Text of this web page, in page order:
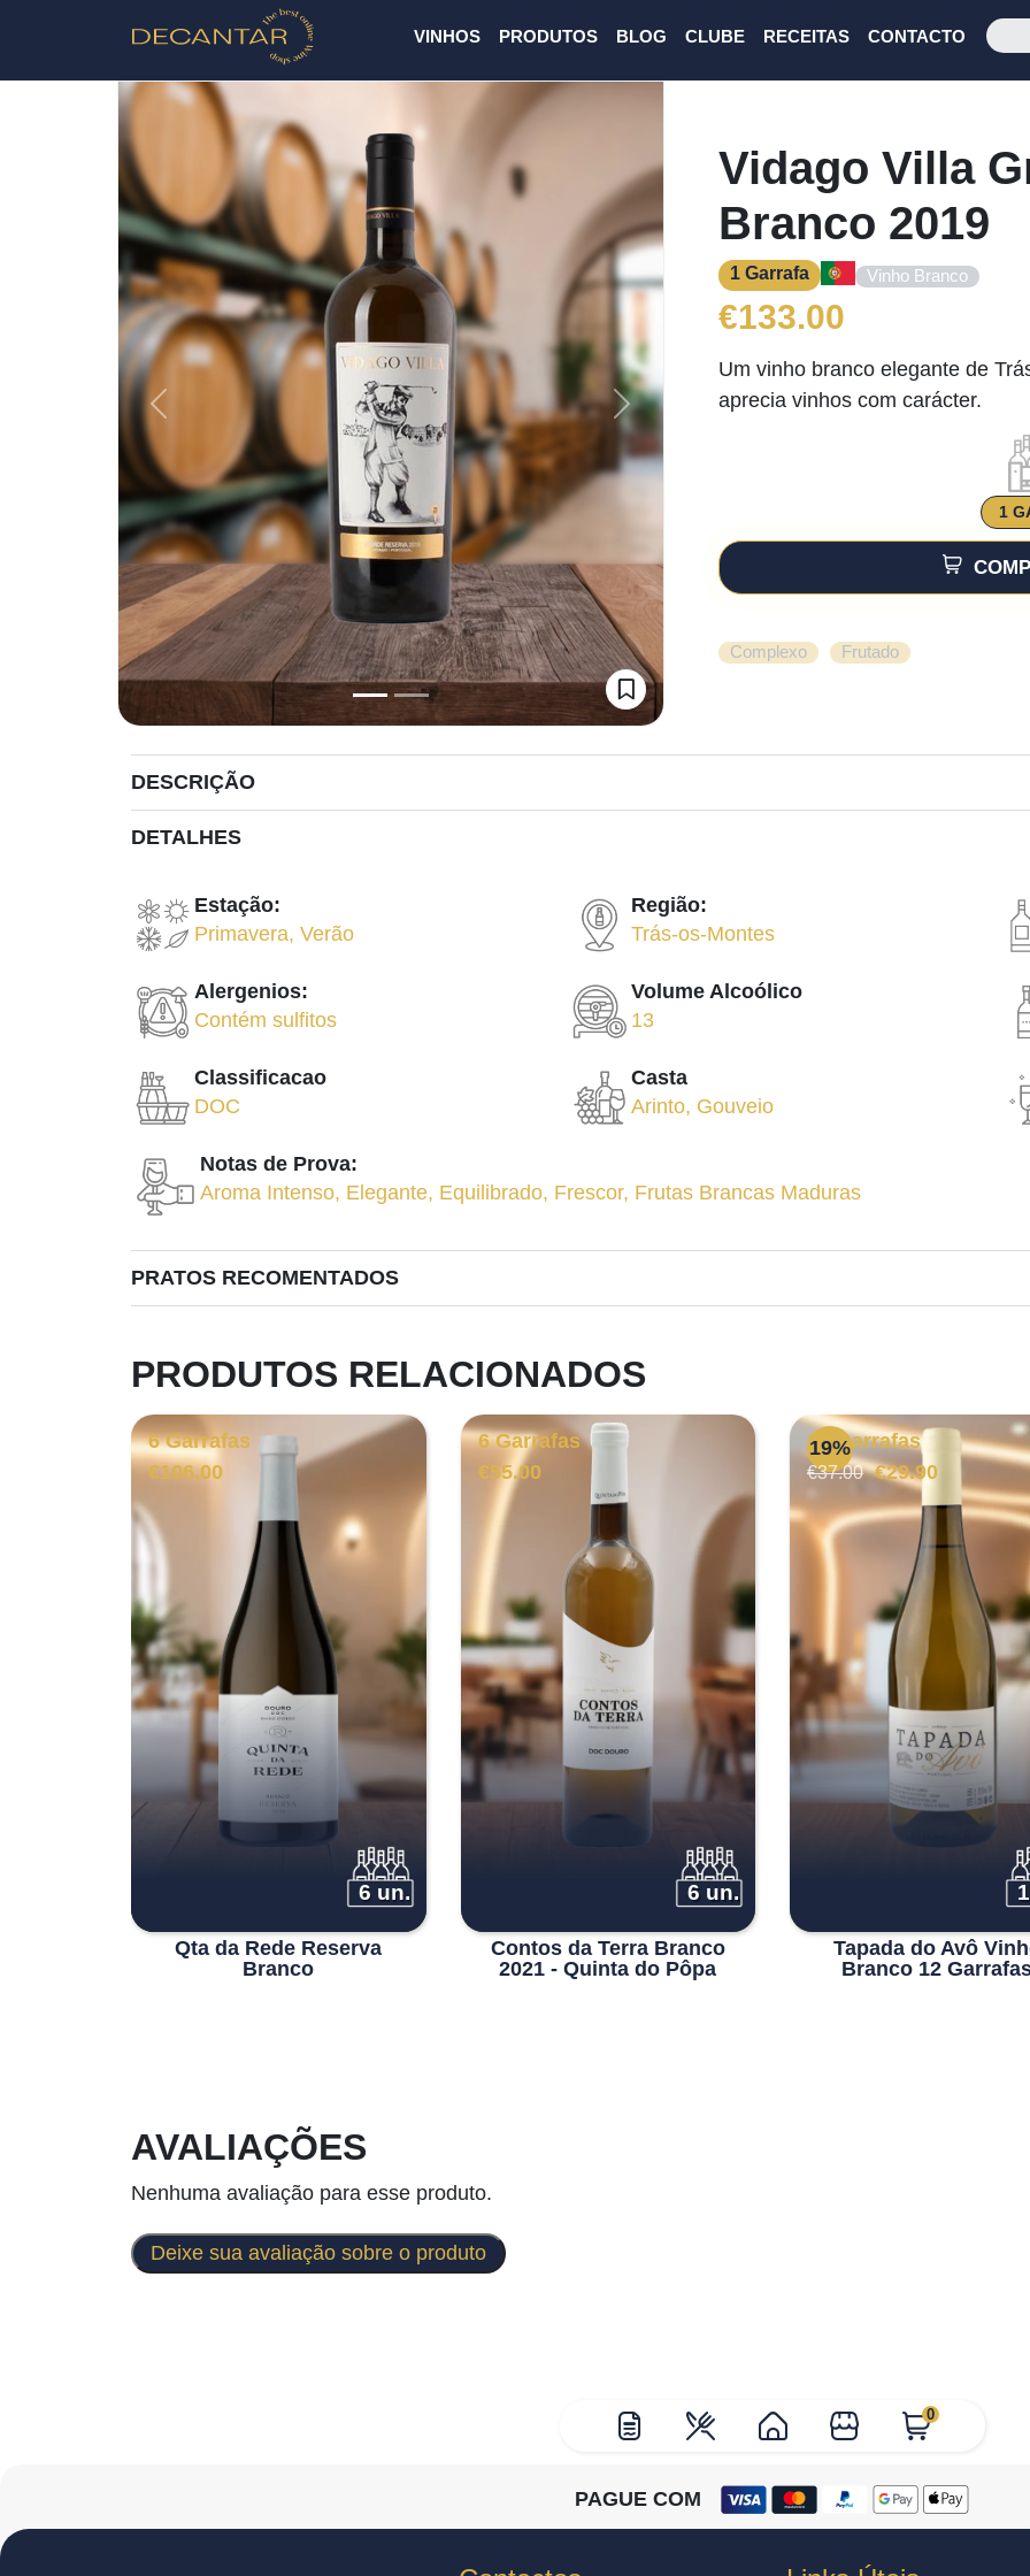
VINHOS PRODUTOS BLOG CLUBE RECEITAS CONTACTO
0
Previous Next
Vidago Villa
Branco 2019
1 Garrafa Vinho Branco
€133.00
Um vinho branco elegante de
aprecia vinhos com carácter.
1
Complexo Frutado
DESCRIÇÃO
DETALHES
Estação:
Primavera, Verão
Região:
Trás-os-Montes
Alergenios:
Contém sulfitos
Volume Alcoólico
13
Classificacao
DOC
Casta
Arinto, Gouveio
Notas de Prova:
Aroma Intenso, Elegante, Equilibrado, Frescor, Frutas Brancas Maduras
PRATOS RECOMENTADOS
PRODUTOS RELACIONADOS
6 Garrafas
€106.00
6 un.
Qta da Rede Reserva
Branco
6 Garrafas
€55.00
6 un.
Contos da Terra Branco
2021 - Quinta do Pôpa
19%
12 Garrafas
€37.00 O
preço
original
€37.00.
€29.90O
preço
atual
€29.90.
Tapada do Avô
Branco 12
AVALIAÇÕES
Nenhuma avaliação para esse produto.
Deixe sua avaliação sobre o produto
PAGUE COM